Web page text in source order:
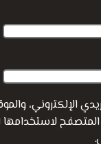
الإلكتروني،
لاستخدامها